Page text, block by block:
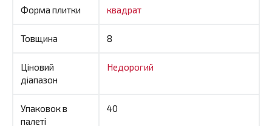
Форма плитки квадрат
Товщина 8
Ціновий
діапазон
Недорогий
Упаковок в
палеті
40